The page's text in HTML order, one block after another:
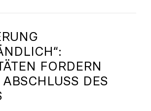
FORDERN
DES